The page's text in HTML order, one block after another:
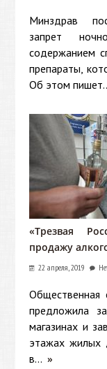
Минздрав
запрет
содержанием
препараты,
Об этом
«Трезвая
продажу
22 апреля, 2019
Общественная
предложила
магазинах и
этажах жилых
в... »